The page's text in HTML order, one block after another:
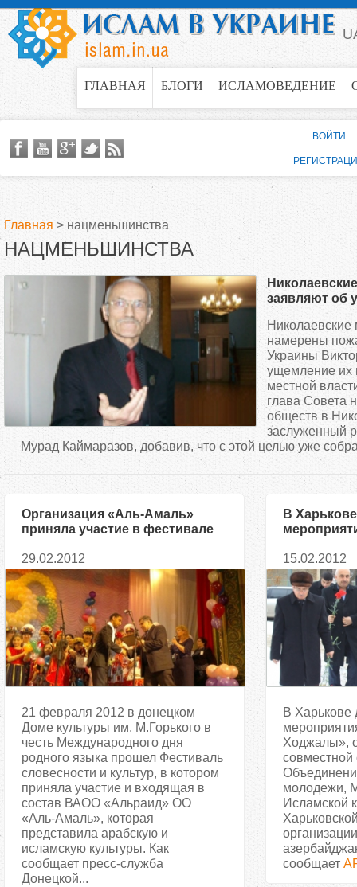
Jump to navigation
ГЛАВНАЯ БЛОГИ ИСЛАМОВЕДЕНИЕ
В
ы
з
ь
Главная > нацменьшинства
НАЦМЕНЬШИНСТВА
заявляют об
Николаевские
намерены
Украины
ущемление их
местной
глава Совета
обществ в
заслуженный
Мурад Каймаразов, добавив, что с этой целью уже
Организация «Аль-Амаль»
приняла участие в фестивале
Донецке
29.02.2012
21 февраля 2012 в донецком
Доме культуры им. М.Горького в
честь Международного дня
родного языка прошел Фестиваль
словесности и культур, в котором
приняла участие и входящая в
состав ВАОО «Альраид» ОО
«Аль-Амаль», которая
представила арабскую и
исламскую культуры. Как
сообщает пресс-служба
Донецкой...
В
15.02.2012
В Харькове
Ходжалы»,
совместной
молодежи,
Исламской
сообщает
ВОЙТИ